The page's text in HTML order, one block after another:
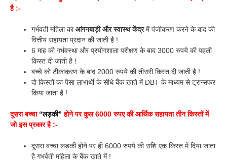
है :-
गर्भवती महिला काआंगनबाड़ी और स्वास्थ केंद्रमें पंजीकरण करने के बाद की
वित्तीय सहायता प्रदान की जाती है !
6 माह की गर्भवस्था और प्रयोगशाला परीक्षण के बाद 3000 रुपये की पहली
किस्त दी जाती है !
बच्चे को टीकाकरण के बाद 2000 रुपये की तीसरी किस्त दी जाती है !
दो किस्तों का पैसा लाभार्थी के सीधे बैंक खाते में DBT के माध्यम से ट्रान्सफर
किया जाता है !
दूसरा बच्चा “लड़की” होने पर कुल 6000 रुपए की आर्थिक सहायता तीन किस्तों में
जो इस प्रकार है :-
दूसरा बच्चा लड़की होने पर ही 6000 रुपये की राशि एक किस्त में दिया जाता
है गभर्वती महिला के बैंक खाते में !